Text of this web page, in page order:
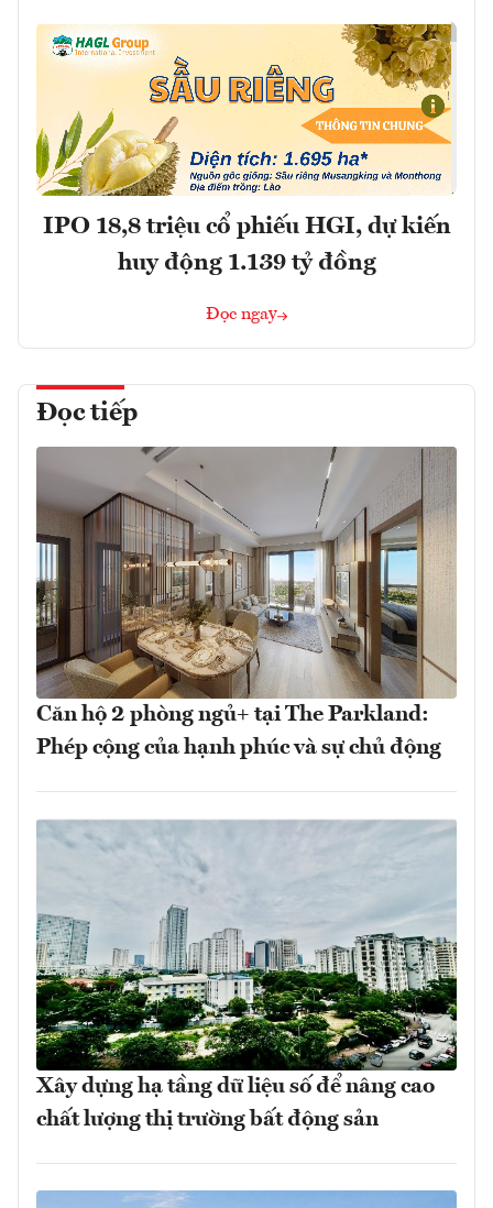
IPO 18,8 triệu cổ phiếu HGI, dự kiến
huy động 1.139 tỷ đồng
Đọc ngay
Đọc tiếp
Căn hộ 2 phòng ngủ+ tại The Parkland:
Phép cộng của hạnh phúc và sự chủ động
Xây dựng hạ tầng dữ liệu số để nâng cao
chất lượng thị trường bất động sản